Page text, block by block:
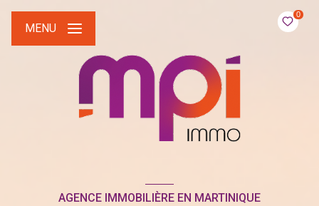
0
MENU
AGENCE IMMOBILIÈRE EN MARTINIQUE